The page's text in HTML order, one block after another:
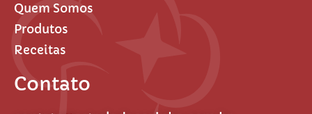
Quem Somos
Produtos
Receitas
Contato